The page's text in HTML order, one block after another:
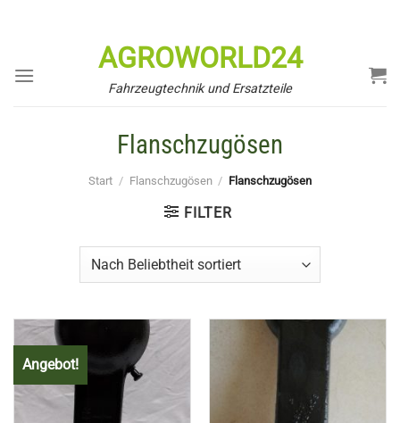
AGROWORLD24
Fahrzeugtechnik und Ersatzteile
Flanschzugösen
Start / Flanschzugösen / Flanschzugösen
FILTER
Angebot!